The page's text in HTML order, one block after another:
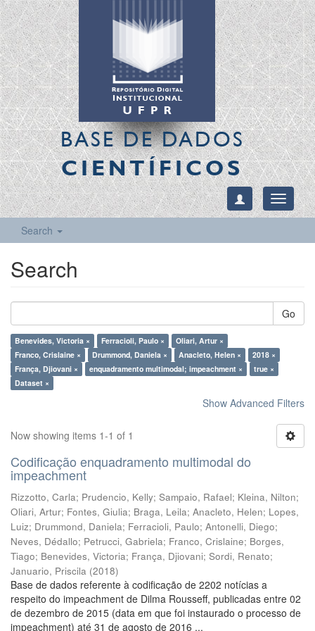
BASE DE DADOS
CIENTÍFICOS
Toggle
Search
Search
Go
Benevides, Victoria × Ferracioli, Paulo ×
Oliari, Artur ×
Franco, Crislaine ×
Drummond, Daniela × Anacleto, Helen ×
2018 ×
França, Djiovani ×
enquadramento multimodal; impeachment ×
true ×
Dataset ×
Show Advanced Filters
Now showing items 1-1 of 1
Codificação enquadramento multimodal do
impeachment
Rizzotto, Carla; Prudencio, Kelly; Sampaio, Rafael; Kleina, Nilton;
Oliari, Artur; Fontes, Giulia; Braga, Leila; Anacleto, Helen; Lopes,
Luiz; Drummond, Daniela; Ferracioli, Paulo; Antonelli, Diego;
Neves, Dédallo; Petrucci, Gabriela; Franco, Crislaine; Borges,
Tiago; Benevides, Victoria; França, Djiovani; Sordi, Renato;
Januario, Priscila (2018)
Base de dados referente à codificação de 2202 notícias a
respeito do impeachment de Dilma Rousseff, publicadas entre 02
de dezembro de 2015 (data em que foi instaurado o processo de
impeachment) até 31 de agosto de 2016 ...